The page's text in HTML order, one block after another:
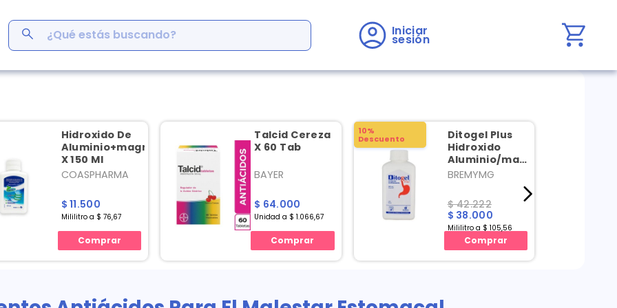
¿Qué estás buscando? Iniciar
sesión
Hidroxido De
Aluminio+magnesio+simeticona
X 150 Ml
COASPHARMA
$ 11.500
Mililitro a $ 76,67
Comprar
Talcid Cereza
X 60 Tab
BAYER
$ 64.000
Unidad a $ 1.066,67
Comprar
10%
Descuento
Ditogel Plus
Hidroxido
Aluminio/magnesio/
X 360 Ml
BREMYMG
$ 42.222
$ 38.000
Mililitro a $ 105,56
Comprar